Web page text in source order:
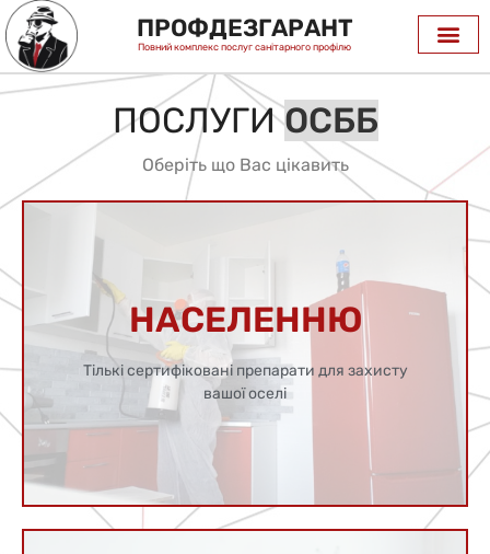
ПРОФДЕЗГАРАНТ
Повний комплекс послуг санітарного профілю
ПОСЛУГИ
Оберіть що Вас цікавить
НАСЕЛЕННЮ
Тількі сертифіковані препарати для захисту
вашої оселі
НАСЕЛЕННЮ
Гарантований результат кожному
Детальніше